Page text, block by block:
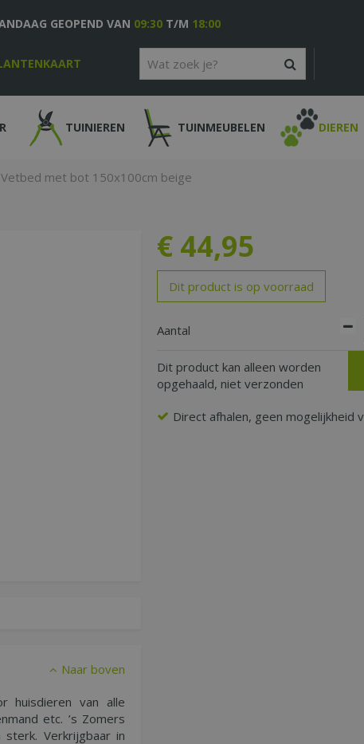
Vetbed met bot 150x100cm beige
GEOPEND VAN 09:30 T/M 18:00
TUINIEREN TUINMEUBELEN DIEREN
€ 44,95
Dit product is op voorraad
Aantal
Dit product kan alleen worden
opgehaald, niet verzonden
Direct afhalen, geen mogelijkheid
Naar boven
huisdieren van alle
etc. ’s Zomers
Verkrijgbaar in